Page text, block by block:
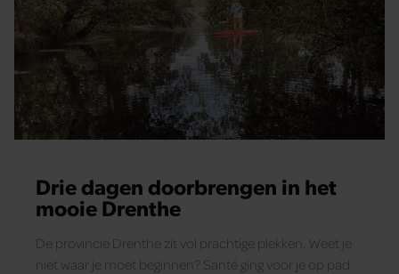
Drie dagen doorbrengen in het
mooie Drenthe
De provincie Drenthe zit vol prachtige plekken. Weet je
niet waar je moet beginnen? Santé ging voor je op pad